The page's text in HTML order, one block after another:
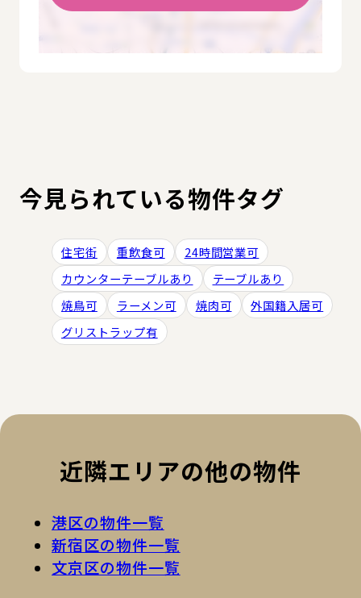
今見られている物件タグ
住宅街 重飲食可
24時間営業可
カウンターテーブルあり
テーブルあり
焼鳥可
ラーメン可 焼肉可
外国籍入居可
グリストラップ有
近隣エリアの他の物件
港区の物件一覧
新宿区の物件一覧
文京区の物件一覧